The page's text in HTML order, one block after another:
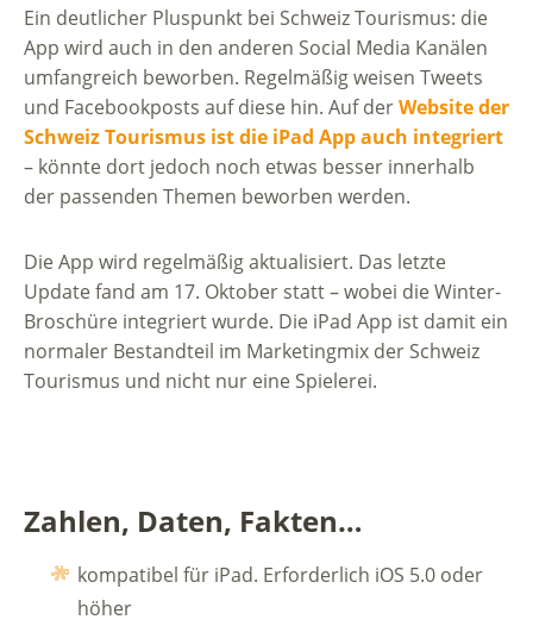
Ein deutlicher Pluspunkt bei Schweiz Tourismus: die
App wird auch in den anderen Social Media Kanälen
umfangreich beworben. Regelmäßig weisen Tweets
und Facebookposts auf diese hin. Auf derWebsite der
Schweiz Tourismus ist die iPad App auch integriert
– könnte dort jedoch noch etwas besser innerhalb
der passenden Themen beworben werden.
Die App wird regelmäßig aktualisiert. Das letzte
Update fand am 17. Oktober statt – wobei die Winter-
Broschüre integriert wurde. Die iPad App ist damit ein
normaler Bestandteil im Marketingmix der Schweiz
Tourismus und nicht nur eine Spielerei.
Zahlen, Daten, Fakten…
kompatibel für iPad. Erforderlich iOS 5.0 oder
höher